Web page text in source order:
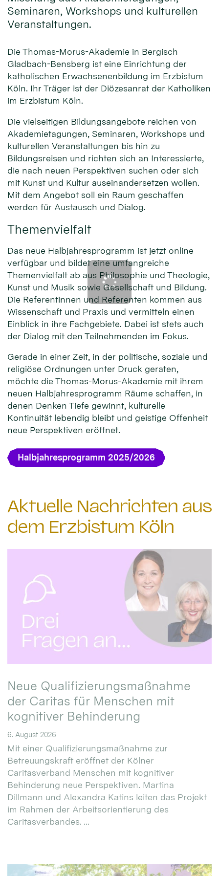
Seminaren, Workshops und kulturellen
Veranstaltungen.
Die Thomas-Morus-Akademie in Bergisch
Gladbach-Bensberg ist eine Einrichtung der
katholischen Erwachsenenbildung im Erzbistum
Köln. Ihr Träger ist der Diözesanrat der Katholiken
im Erzbistum Köln.
Die vielseitigen Bildungsangebote reichen von
Akademietagungen, Seminaren, Workshops und
kulturellen Veranstaltungen bis hin zu
Bildungsreisen und richten sich an Interessierte,
die nach neuen Perspektiven suchen oder sich
mit Kunst und Kultur auseinandersetzen wollen.
Mit dem Angebot soll ein Raum geschaffen
werden für Austausch und Dialog.
Themenvielfalt
Das neue Halbjahresprogramm ist jetzt online
verfügbar und bildet eine umfangreiche
Themenvielfalt ab aus Philosophie und Theologie,
Kunst und Musik sowie Gesellschaft und Bildung.
Die Referentinnen und Referenten kommen aus
Wissenschaft und Praxis und vermitteln einen
Einblick in ihre Fachgebiete. Dabei ist stets auch
der Dialog mit den Teilnehmenden im Fokus.
Gerade in einer Zeit, in der politische, soziale und
religiöse Ordnungen unter Druck geraten,
möchte die Thomas-Morus-Akademie mit ihrem
neuen Halbjahresprogramm Räume schaffen, in
denen Denken Tiefe gewinnt, kulturelle
Kontinuität lebendig bleibt und geistige Offenheit
neue Perspektiven eröffnet.
Halbjahresprogramm 2025/2026
Aktuelle Nachrichten aus
dem Erzbistum Köln
Neue Qualifizierungsmaßnahme
der Caritas für Menschen mit
kognitiver Behinderung
6. August 2026
Mit einer Qualifizierungsmaßnahme zur
Betreuungskraft eröffnet der Kölner
Caritasverband Menschen mit kognitiver
Behinderung neue Perspektiven. Martina
Dillmann und Alexandra Katins leiten das Projekt
im Rahmen der Arbeitsorientierung des
Caritasverbandes. ...